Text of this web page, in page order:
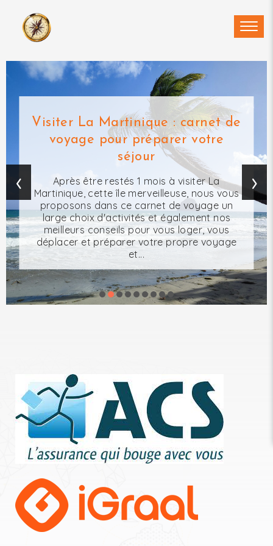
Visiter La Martinique : carnet de
voyage pour préparer votre
séjour
Après être restés 1 mois à visiter La
Martinique, cette île merveilleuse, nous vous
proposons dans ce carnet de voyage un
large choix d'activités et également nos
meilleurs conseils pour vous loger, vous
déplacer et préparer votre propre voyage
et...
‹ ›